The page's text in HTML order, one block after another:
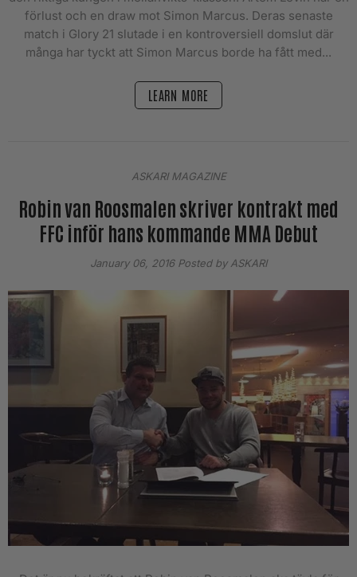
förlust och en draw mot Simon Marcus. Deras senaste
match i Glory 21 slutade i en kontroversiell domslut där
många har tyckt att Simon Marcus borde ha fått med...
LEARN MORE
ASKARI MAGAZINE
Robin van Roosmalen skriver kontrakt med
FFC inför hans kommande MMA Debut
January 06, 2016Posted by ASKARI